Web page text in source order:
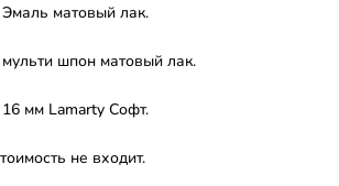
матовый лак.
шпон матовый лак.
мм Lamarty Софт.
не входит.